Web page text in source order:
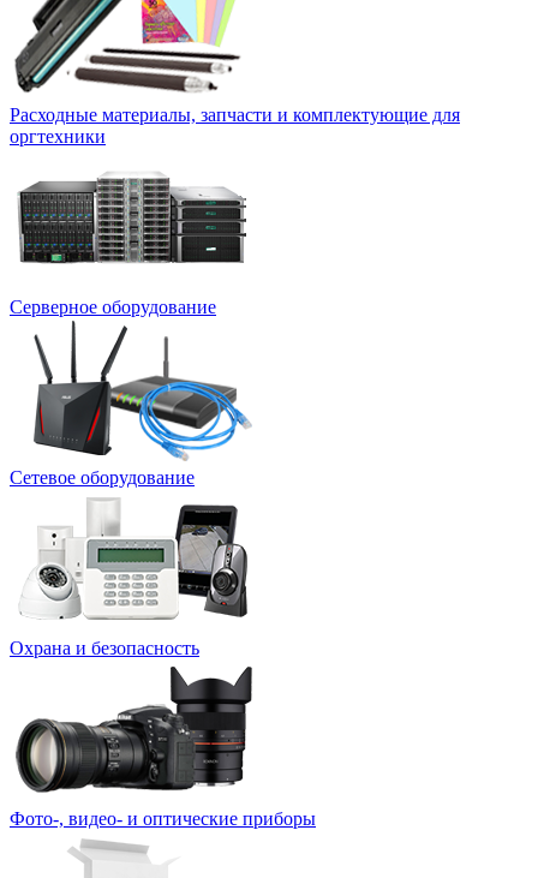
Расходные материалы, запчасти и комплектующие для
оргтехники
Серверное оборудование
Сетевое оборудование
Охрана и безопасность
Фото-, видео- и оптические приборы